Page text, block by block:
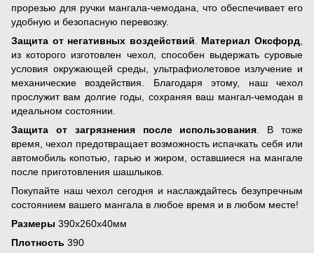
прорезью для ручки мангала-чемодана, что обеспечивает его
удобную и безопасную перевозку.
Защита от негативных воздействий
Материал Оксфорд
из которого изготовлен чехол, способен выдержать суровые
условия окружающей среды, ультрафиолетовое излучение и
механические воздействия. Благодаря этому, наш чехол
прослужит вам долгие годы, сохраняя ваш мангал-чемодан в
идеальном состоянии.
Защита от загрязнения после использования . В тоже
время, чехол предотвращает возможность испачкать себя или
автомобиль копотью, гарью и жиром, оставшиеся на мангале
после приготовления шашлыков.
Покупайте наш чехол сегодня и наслаждайтесь безупречным
состоянием вашего мангала в любое время и в любом месте!
Размеры 390х260х40мм
Плотность 390